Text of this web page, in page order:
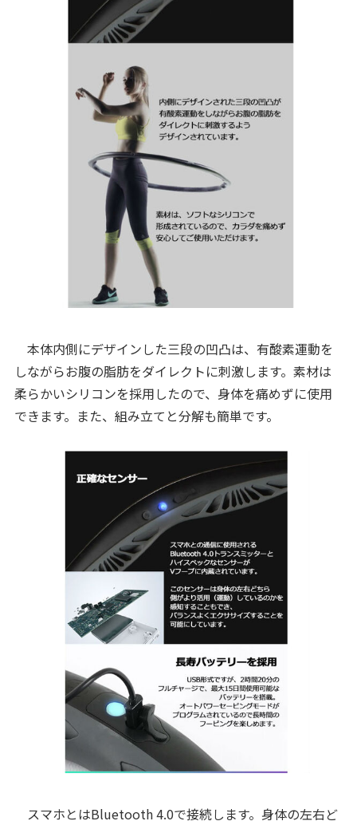
本体内側にデザインした三段の凹凸は、有酸素運動を
しながらお腹の脂肪をダイレクトに刺激します。素材は
柔らかいシリコンを採用したので、身体を痛めずに使用
できます。また、組み立てと分解も簡単です。
スマホとはBluetooth 4.0で接続します。身体の左右ど